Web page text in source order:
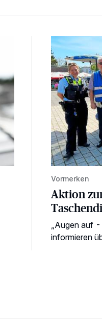
Aktion zum
Vormerken
Aktion
„Augen auf
informieren